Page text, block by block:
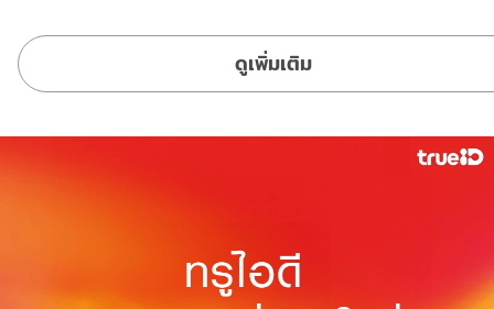
ดูเพิ่มเติม